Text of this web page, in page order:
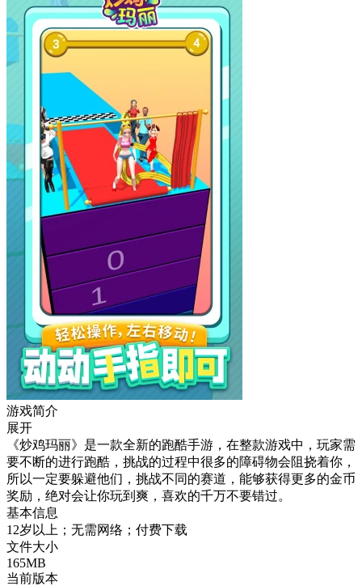
游戏简介
展开
《炒鸡玛丽》是一款全新的跑酷手游，在整款游戏中，玩家需
要不断的进行跑酷，挑战的过程中很多的障碍物会阻挠着你，
所以一定要躲避他们，挑战不同的赛道，能够获得更多的金币
奖励，绝对会让你玩到爽，喜欢的千万不要错过。
基本信息
12岁以上；无需网络；付费下载
文件大小
165MB
当前版本